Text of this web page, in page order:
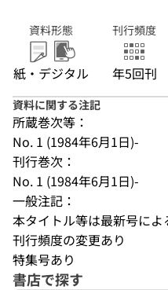
資料形態
紙・デジタル
刊行頻度
年5回刊
資料に関する注記
所蔵巻次等：
No. 1 (1984年6月1日)-
刊行巻次：
No. 1 (1984年6月1日)-
一般注記：
本タイトル等は最新号によ
刊行頻度の変更あり
特集号あり
書店で探す